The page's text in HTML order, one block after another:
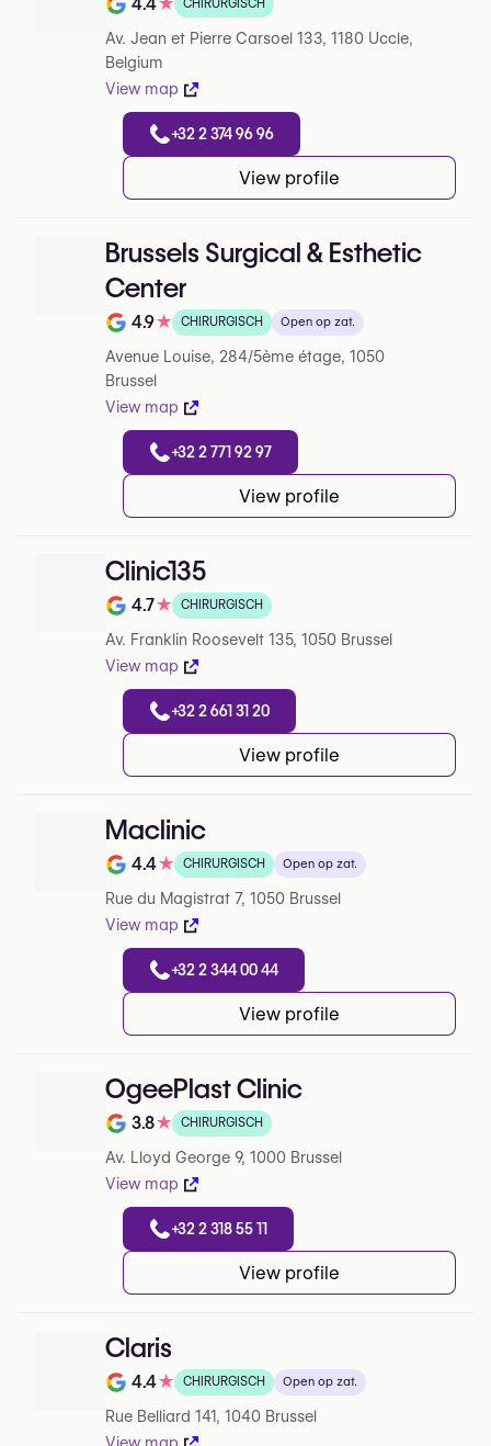
Note de 4.4 sur 5 sur Google
CHIRURGISCH
Av. Jean et Pierre Carsoel 133, 1180 Uccle,
Belgium
View map
+32 2 374 96 96
View profile
Brussels Surgical & Esthetic
Center
Note de 4.9 sur 5 sur Google
4.9★ CHIRURGISCH Open op zat.
Avenue Louise, 284/5ème étage, 1050
Brussel
View map
+32 2 771 92 97
View profile
Clinic135
Note de 4.7 sur 5 sur Google
4.7★ CHIRURGISCH
Av. Franklin Roosevelt 135, 1050 Brussel
View map
+32 2 661 31 20
View profile
Maclinic
Note de 4.4 sur 5 sur Google
4.4★ CHIRURGISCH Open op zat.
Rue du Magistrat 7, 1050 Brussel
View map
+32 2 344 00 44
View profile
OgeePlast Clinic
Note de 3.8 sur 5 sur Google
3.8★ CHIRURGISCH
Av. Lloyd George 9, 1000 Brussel
View map
+32 2 318 55 11
View profile
Claris
Note de 4.4 sur 5 sur Google
4.4★ CHIRURGISCH Open op zat.
Rue Belliard 141, 1040 Brussel